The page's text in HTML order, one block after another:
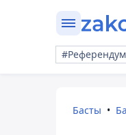
Басты